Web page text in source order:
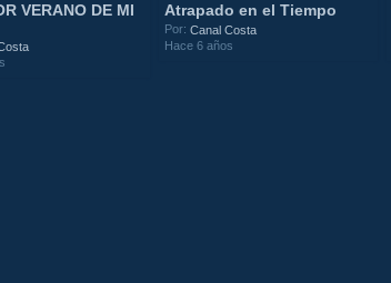
VERANO DE MI
Atrapado en el Tiempo
Por:Canal Costa
Hace 6 años